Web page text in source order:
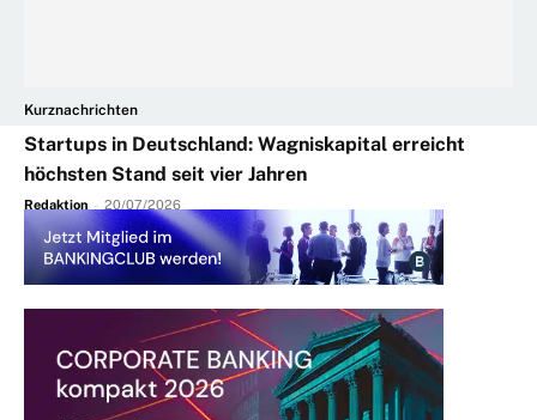
Kurznachrichten
Startups in Deutschland: Wagniskapital erreicht
höchsten Stand seit vier Jahren
Redaktion - 20/07/2026